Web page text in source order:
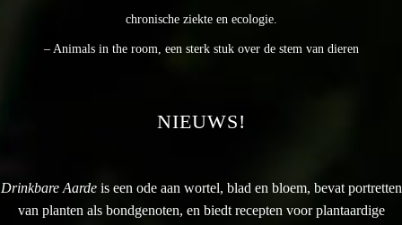
chronische ziekte en ecologie.
– Animals in the room, een sterk stuk over de stem van dieren
NIEUWS!
Drinkbare Aarde is een ode aan wortel, blad en bloem, bevat portretten
van planten als bondgenoten, en biedt recepten voor plantaardige